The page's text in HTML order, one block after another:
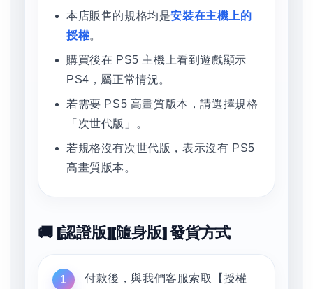
本店販售的規格均是安裝在主機上的
授權。
購買後在 PS5 主機上看到遊戲顯示
PS4，屬正常情況。
若需要 PS5 高畫質版本，請選擇規格
「次世代版」。
若規格沒有次世代版，表示沒有 PS5
高畫質版本。
🚚 [認證版][隨身版] 發貨方式
付款後，與我們客服索取【授權